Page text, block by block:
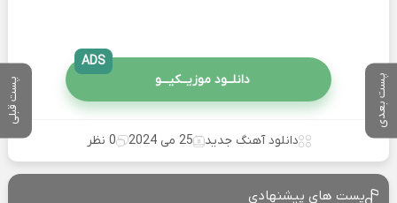
پست بعدی پست قبلی دانلــود موزیــکیـــو
ADS
دانلود آهنگ جدید 25 می 2024 0 نظر
پست های پیشنهادی